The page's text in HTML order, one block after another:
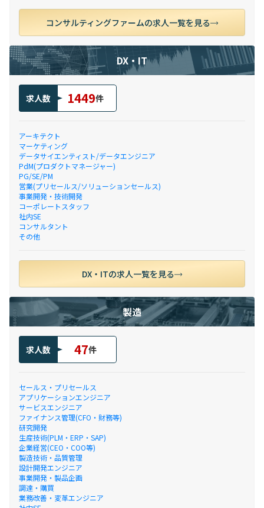
コンサルティングファームの求人一覧を見る
DX・IT
求人数 1449件
アーキテクト
マーケティング
データサイエンティスト/データエンジニア
PdM(プロダクトマネージャー)
PG/SE/PM
営業(プリセールス/ソリューションセールス)
事業開発・技術開発
コーポレートスタッフ
社内SE
コンサルタント
その他
DX・ITの求人一覧を見る
製造
求人数 47件
セールス・プリセールス
アプリケーションエンジニア
サービスエンジニア
ファイナンス管理(CFO・財務等)
研究開発
生産技術(PLM・ERP・SAP)
企業経営(CEO・COO等)
製造技術・品質管理
設計開発エンジニア
事業開発・製品企画
調達・購買
業務改善・変革エンジニア